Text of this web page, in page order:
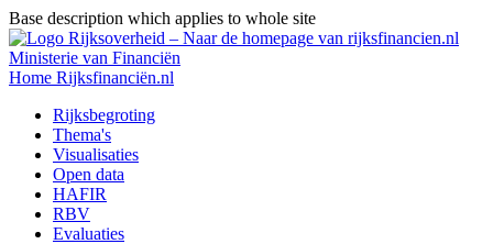
Base description which applies to whole site
Overslaan
en
naar
inhoud
gaan
Ministerie van Financiën
Hoofdnavigatie
Home Rijksfinanciën.nl
Rijksbegroting
Thema's
Visualisaties
Open data
HAFIR
RBV
Evaluaties